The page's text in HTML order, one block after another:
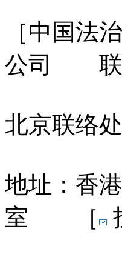
［中国法
公司 联系
北京联络
地址：香
室 ［